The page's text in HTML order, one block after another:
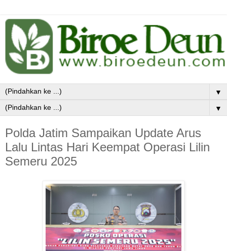
▼
▼
Polda Jatim Sampaikan Update Arus
Lalu Lintas Hari Keempat Operasi Lilin
Semeru 2025